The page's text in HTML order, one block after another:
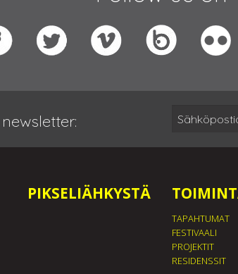
PIKSELIÄHKYSTÄ
TAPAHTUMAT
FESTIVAALI
PROJEKTIT
RESIDENSSIT